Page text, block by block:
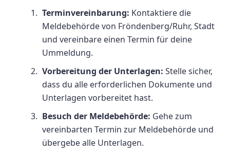
Terminvereinbarung: Kontaktiere die
Meldebehörde von Fröndenberg/Ruhr, Stadt
und vereinbare einen Termin für deine
Ummeldung.
Vorbereitung der Unterlagen: Stelle sicher,
dass du alle erforderlichen Dokumente und
Unterlagen vorbereitet hast.
Besuch der Meldebehörde: Gehe zum
vereinbarten Termin zur Meldebehörde und
übergebe alle Unterlagen.